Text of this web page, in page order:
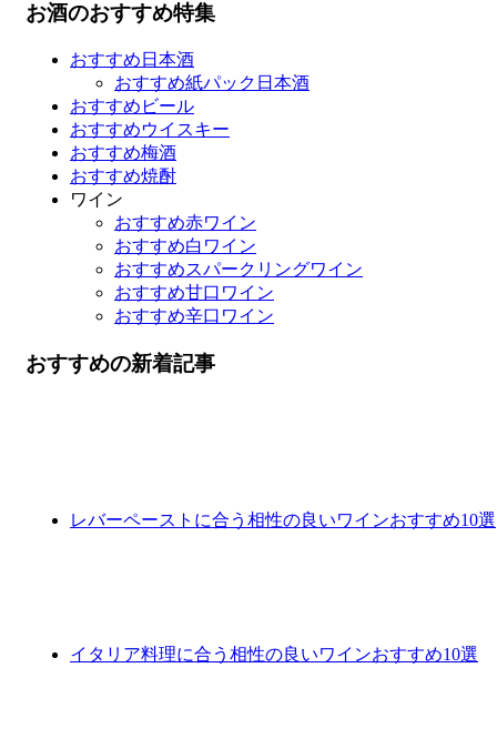
お酒のおすすめ特集
おすすめ日本酒
おすすめ紙パック日本酒
おすすめビール
おすすめウイスキー
おすすめ梅酒
おすすめ焼酎
ワイン
おすすめ赤ワイン
おすすめ白ワイン
おすすめスパークリングワイン
おすすめ甘口ワイン
おすすめ辛口ワイン
おすすめの新着記事
レバーペーストに合う相性の良いワインおすすめ10選
イタリア料理に合う相性の良いワインおすすめ10選